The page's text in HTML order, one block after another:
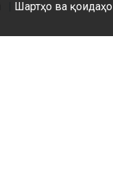
Шартҳо ва қоидаҳо